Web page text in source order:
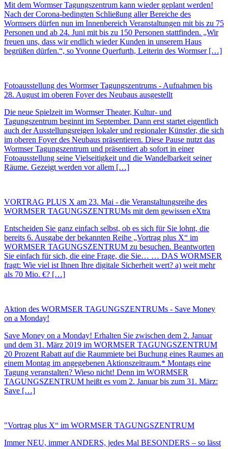
Mit dem Wormser Tagungszentrum kann wieder geplant werden!
Nach der Corona-bedingten Schließung aller Bereiche des
Wormsers dürfen nun im Innenbereich Veranstaltungen mit bis zu 75
Personen und ab 24. Juni mit bis zu 150 Personen stattfinden. „Wir
freuen uns, dass wir endlich wieder Kunden in unserem Haus
begrüßen dürfen.“, so Yvonne Querfurth, Leiterin des Wormser […]
Fotoausstellung des Wormser Tagungszentrums - Aufnahmen bis
28. August im oberen Foyer des Neubaus ausgestellt
Die neue Spielzeit im Wormser Theater, Kultur- und
Tagungszentrum beginnt im September. Dann erst startet eigentlich
auch der Ausstellungsreigen lokaler und regionaler Künstler, die sich
im oberen Foyer des Neubaus präsentieren. Diese Pause nutzt das
Wormser Tagungszentrum und präsentiert ab sofort in einer
Fotoausstellung seine Vielseitigkeit und die Wandelbarkeit seiner
Räume. Gezeigt werden vor allem […]
VORTRAG PLUS X am 23. Mai - die Veranstaltungsreihe des
WORMSER TAGUNGSZENTRUMs mit dem gewissen eXtra
Entscheiden Sie ganz einfach selbst, ob es sich für Sie lohnt, die
bereits 6. Ausgabe der bekannten Reihe „Vortrag plus X“ im
WORMSER TAGUNGSZENTRUM zu besuchen. Beantworten
Sie einfach für sich, die eine Frage, die Sie… … DAS WORMSER
fragt: Wie viel ist Ihnen Ihre digitale Sicherheit wert? a) weit mehr
als 70 Mio. €? […]
Aktion des WORMSER TAGUNGSZENTRUMs - Save Money
on a Monday!
Save Money on a Monday! Erhalten Sie zwischen dem 2. Januar
und dem 31. März 2019 im WORMSER TAGUNGSZENTRUM
20 Prozent Rabatt auf die Raummiete bei Buchung eines Raumes an
einem Montag im angegebenen Aktionszeitraum.* Montags eine
Tagung veranstalten? Wieso nicht! Denn im WORMSER
TAGUNGSZENTRUM heißt es vom 2. Januar bis zum 31. März:
Save […]
"Vortrag plus X“ im WORMSER TAGUNGSZENTRUM
Immer NEU, immer ANDERS, jedes Mal BESONDERS – so lässt